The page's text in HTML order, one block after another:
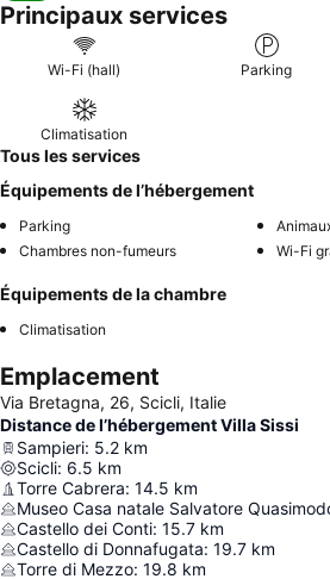
Principaux services
Wi-Fi (hall) Parking
Climatisation
Tous les services
Équipements de l’hébergement
Parking
Chambres non-fumeurs
Wi-Fi
Équipements de la chambre
Climatisation
Emplacement
Via Bretagna, 26, Scicli, Italie
Distance de l’hébergement Villa Sissi
Sampieri: 5.2 km
Scicli: 6.5 km
Torre Cabrera: 14.5 km
Museo Casa natale Salvatore
Castello dei Conti: 15.7 km
Castello di Donnafugata: 19.7 km
Torre di Mezzo: 19.8 km